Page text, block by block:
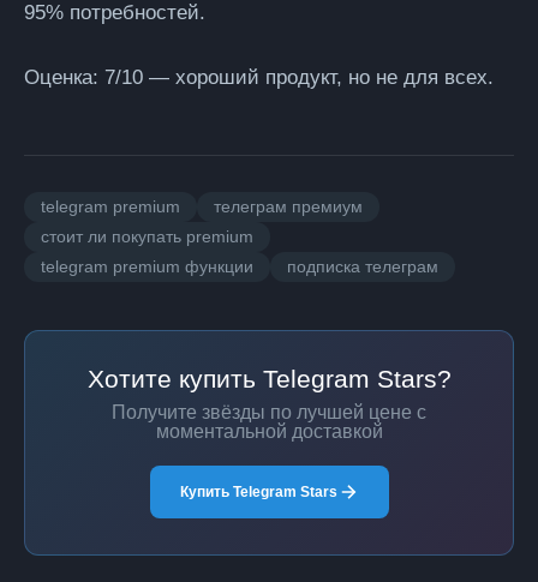
95% потребностей.
Оценка: 7/10 — хороший продукт, но не для всех.
telegram premium
телеграм премиум
стоит ли покупать premium
telegram premium функции
подписка телеграм
Хотите купить Telegram Stars?
Получите звёзды по лучшей цене с
моментальной доставкой
Купить Telegram Stars